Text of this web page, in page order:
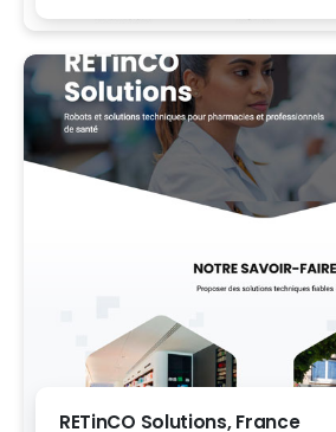
RETinCO Solutions, France